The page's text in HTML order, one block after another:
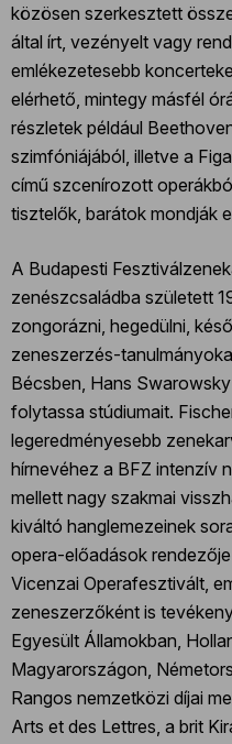
közösen szerkesztett
által írt, vezényelt vagy
emlékezetesebb
elérhető, mintegy másfél
részletek például
szimfóniájából, illetve a
című szcenírozott
tisztelők, barátok mondják
A Budapesti
zenészcsaládba született
zongorázni, hegedülni,
zeneszerzés-
Bécsben, Hans
folytassa stúdiumait.
legeredményesebb
hírnevéhez a BFZ intenzív
mellett nagy szakmai
kiváltó hanglemezeinek
opera-előadások
Vicenzai Operafesztivált,
zeneszerzőként is
Egyesült Államokban,
Magyarországon,
Rangos nemzetközi díjai
Arts et des Lettres, a brit